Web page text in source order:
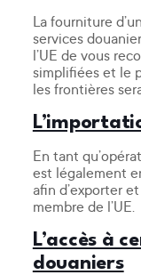
La fourniture
services
l’UE de vous
simplifiées et le
les frontières
En tant
est légalement
afin d’exporter
membre de l’UE.
L’accès à
douaniers